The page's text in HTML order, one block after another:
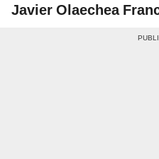
Javier Olaechea